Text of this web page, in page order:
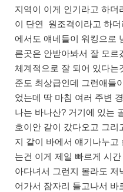
지역이 이게 인기라고 하더
이 단연 원조격이라고 하
에서도 얘네들이 워킹으로
른곳은 안받아봐서 잘 모
체계적으로 잘 되어 있다는
준도 최상급인데 그런애들
었는데 딱 마침 여러 주변
나는 바나산? 거기에 있는
호이안 같이 갔다오고 그
지 같이 바에서 얘기나누
는건 이게 제일 빠르게 시
아다녀서 그런지 몰라도 저
어가서 잠자리 들고나서 바